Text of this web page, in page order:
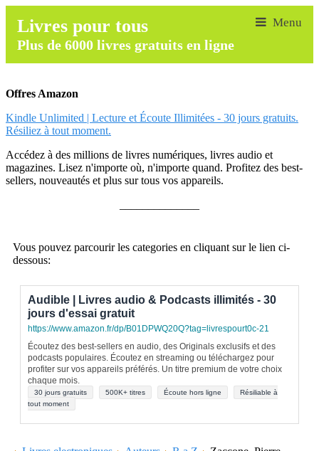
Livres pour tous
Plus de 6000 livres gratuits en ligne
Offres Amazon
Kindle Unlimited | Lecture et Écoute Illimitées - 30 jours gratuits.
Résiliez à tout moment.
Accédez à des millions de livres numériques, livres audio et
magazines. Lisez n'importe où, n'importe quand. Profitez des best-
sellers, nouveautés et plus sur tous vos appareils.
Vous pouvez parcourir les categories en cliquant sur le lien ci-
dessous:
Audible | Livres audio & Podcasts illimités - 30
jours d'essai gratuit
https://www.amazon.fr/dp/B01DPWQ20Q?tag=livrespourt0c-21
Écoutez des best-sellers en audio, des Originals exclusifs et des
podcasts populaires. Écoutez en streaming ou téléchargez pour
profiter sur vos appareils préférés. Un titre premium de votre choix
chaque mois.
30 jours gratuits 500K+ titres Écoute hors ligne
Résiliable à
tout moment